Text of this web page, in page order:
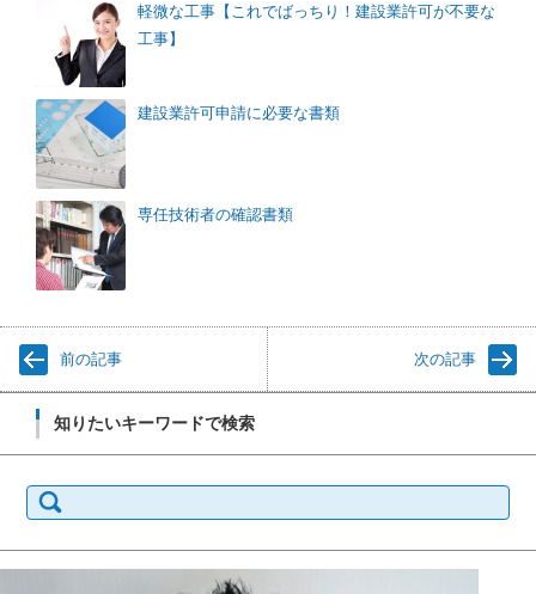
軽微な工事【これでばっちり！建設業許可が不要な
工事】
建設業許可申請に必要な書類
専任技術者の確認書類
前の記事 次の記事
知りたいキーワードで検索
索: